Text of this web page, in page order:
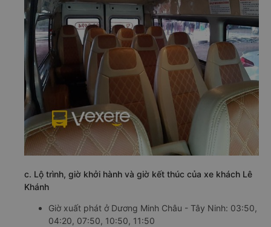
c. Lộ trình, giờ khởi hành và giờ kết thúc của xe khách Lê
Khánh
Giờ xuất phát ở Dương Minh Châu - Tây Ninh: 03:50,
04:20, 07:50, 10:50, 11:50